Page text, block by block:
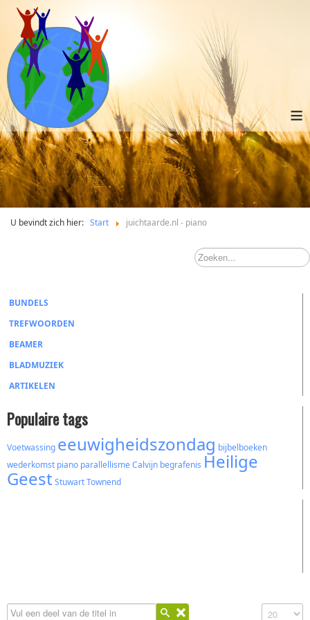
≡
U bevindt zich hier: Start juichtaarde.nl - piano
BUNDELS
TREFWOORDEN
BEAMER
BLADMUZIEK
ARTIKELEN
Populaire tags
Voetwassing eeuwigheidszondag bijbelboeken
wederkomst piano parallellismeCalvijn begrafenis Heilige
GeestStuwart Townend
Vul een deel van de titel in Toon #